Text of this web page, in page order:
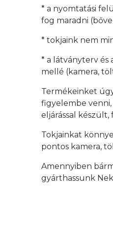
* a nyomtatási
fog maradni
* tokjaink nem
* a látványterv és
mellé (kamera,
Termékeinket
figyelembe
eljárással
Tokjainkat
pontos kamera,
Amennyiben
gyárthassunk